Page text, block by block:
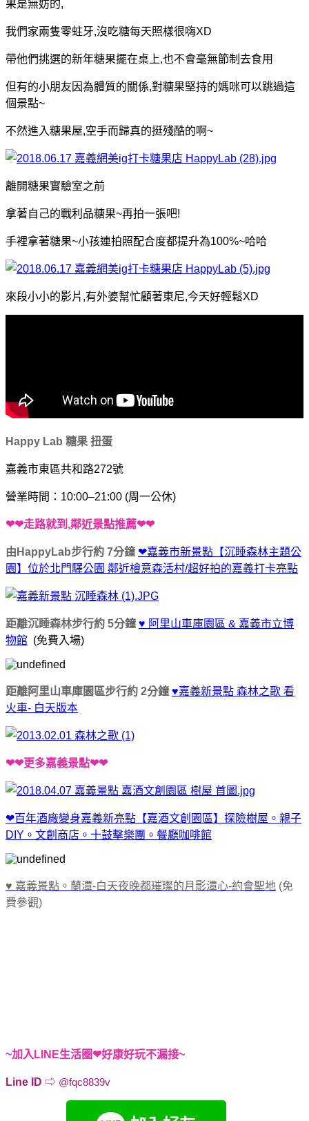
果是無妨的,
我們家兩隻零蛀牙,沒吃糖每天照樣很嗨XD
帶他們挑選的新年糖果擺在桌上,也不會毫無節制去食用
但有的小朋友因為體質的關係,對糖果堅持的媽咪可以跳過這
個景點~
不然進入糖果屋,空手而歸真的挺殘酷的啊~
離開糖果實驗室之前
拿著自己的戰利品糖果~再拍一張吧!
手裡拿著糖果~小孩連拍照配合度都提升為100%~哈哈
來段小小的影片,有外婆幫忙顧著東尼,今天好輕鬆XD
Happy Lab 糖果 扭蛋
嘉義市東區共和路272號
營業時間：10:00–21:00 (周一公休)
❤❤走路就到,鄰近景點推薦❤❤
由HappyLab步行約 7分鐘 ❤嘉義市新景點【沉睡森林主題公
園】位於北門驛公園 鄰近檜意森活村/超好拍的嘉義打卡亮點
距離沉睡森林步行約 5分鐘 ♥ 阿里山車庫園區 & 嘉義市立博
物館 (免費入場)
距離阿里山車庫園區步行約 2分鐘 ♥嘉義新景點 森林之歌 看
火車- 白天版本
❤❤更多嘉義景點❤❤
❤百年酒廠變身嘉義新亮點【嘉酒文創園區】探險樹屋。親子
DIY。文創商店。十鼓擊樂團。餐廳咖啡館
♥ 嘉義景點。蘭潭-白天夜晚都璀璨的月影潭心-約會聖地 (免
費參觀)
~加入LINE生活圈❤好康好玩不漏接~
Line ID ⇨ @fqc8839v